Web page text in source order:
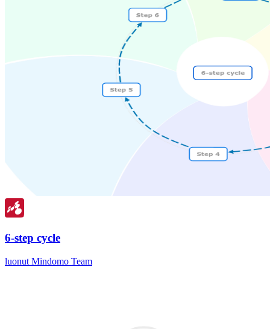
6-step cycle
luonut Mindomo Team